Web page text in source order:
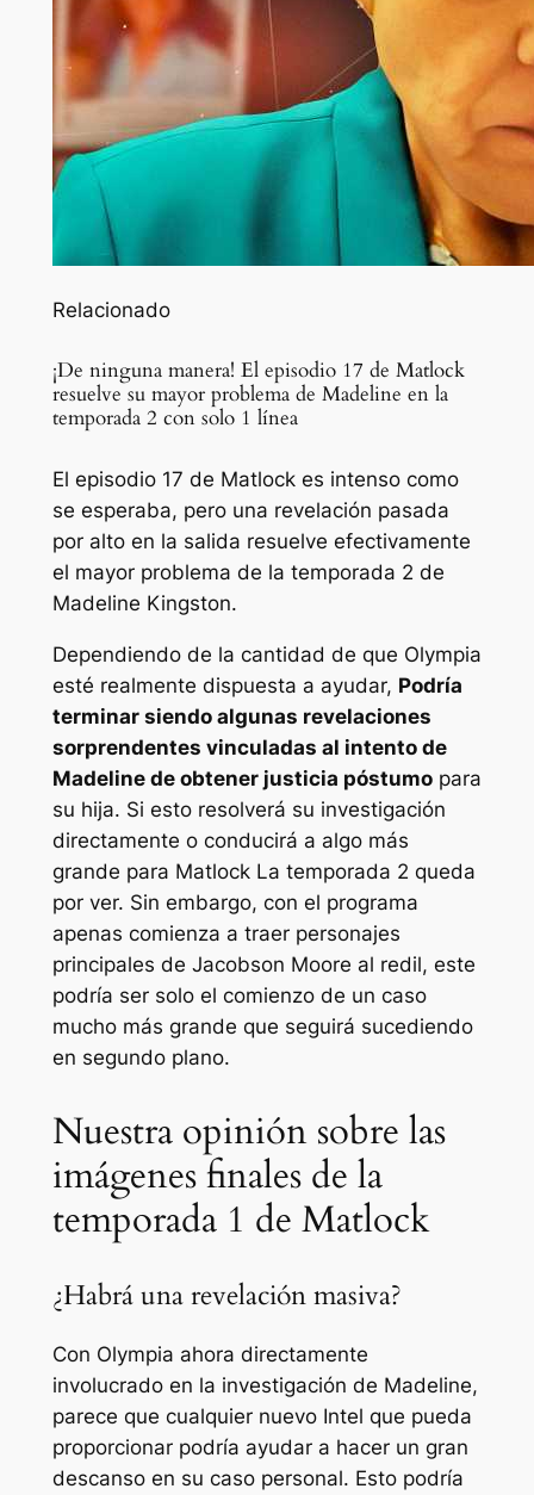
Relacionado
¡De ninguna manera! El episodio 17 de Matlock
resuelve su mayor problema de Madeline en la
temporada 2 con solo 1 línea
El episodio 17 de Matlock es intenso como
se esperaba, pero una revelación pasada
por alto en la salida resuelve efectivamente
el mayor problema de la temporada 2 de
Madeline Kingston.
Dependiendo de la cantidad de que Olympia
esté realmente dispuesta a ayudar, Podría
terminar siendo algunas revelaciones
sorprendentes vinculadas al intento de
Madeline de obtener justicia póstumopara
su hija. Si esto resolverá su investigación
directamente o conducirá a algo más
grande para Matlock La temporada 2 queda
por ver. Sin embargo, con el programa
apenas comienza a traer personajes
principales de Jacobson Moore al redil, este
podría ser solo el comienzo de un caso
mucho más grande que seguirá sucediendo
en segundo plano.
Nuestra opinión sobre las
imágenes finales de la
temporada 1 de Matlock
¿Habrá una revelación masiva?
Con Olympia ahora directamente
involucrado en la investigación de Madeline,
parece que cualquier nuevo Intel que pueda
proporcionar podría ayudar a hacer un gran
descanso en su caso personal. Esto podría